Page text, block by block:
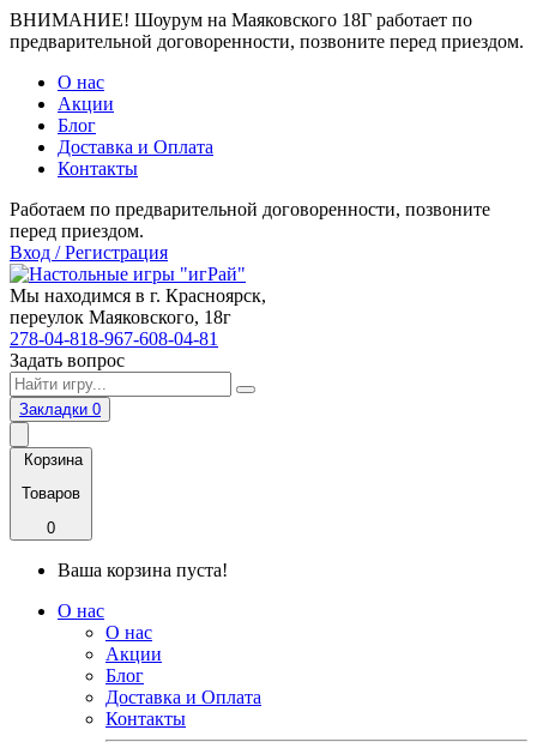
ВНИМАНИЕ! Шоурум на Маяковского 18Г работает по
предварительной договоренности, позвоните перед приездом.
О нас
Акции
Блог
Доставка и Оплата
Контакты
Работаем по предварительной договоренности, позвоните
перед приездом.
Вход / Регистрация
Мы находимся в г. Красноярск,
переулок Маяковского, 18г
278-04-818-967-608-04-81
Задать вопрос
Закладки 0
Корзина
Товаров
0
Ваша корзина пуста!
О нас
О нас
Акции
Блог
Доставка и Оплата
Контакты